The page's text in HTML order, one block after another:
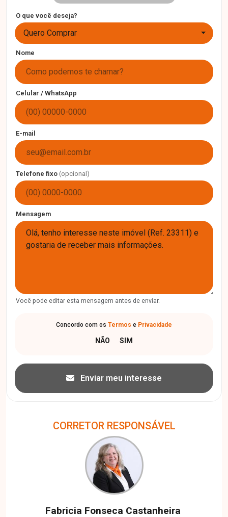
O que você deseja?
Quero Comprar
Nome
Celular / WhatsApp
E-mail
Telefone fixo (opcional)
Mensagem
Você pode editar esta mensagem antes de enviar.
Concordo com os Termos e Privacidade
Enviar meu interesse
CORRETOR RESPONSÁVEL
Fabricia Fonseca Castanheira